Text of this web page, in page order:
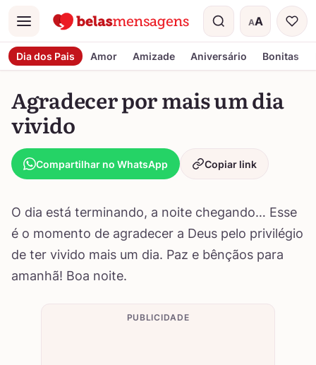
Menu AA
Tamanho do
Dia dos Pais Amor Amizade Aniversário Bonitas
Agradecer por mais um dia
vivido
Compartilhar no WhatsApp Copiar link
O dia está terminando, a noite chegando… Esse
é o momento de agradecer a Deus pelo privilégio
de ter vivido mais um dia. Paz e bênçãos para
amanhã! Boa noite.
PUBLICIDADE